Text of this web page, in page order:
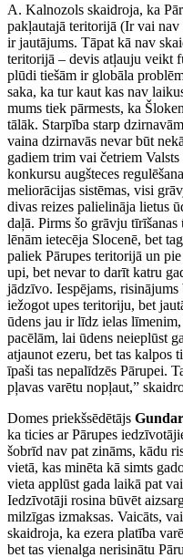
A. Kalnozols skaidroja, ka
pakļautajā teritorijā (Ir vai
ir jautājums. Tāpat kā nav
teritorijā – devis atļauju veikt
plūdi tiešām ir globāla
saka, ka tur kaut kas nav
mums tiek pārmests, ka
tālāk. Starpība starp
vaina dzirnavās nevar būt
gadiem trim vai četriem
konkursu augšteces
meliorācijas sistēmas, visi
divas reizes palielināja lietus
daļā. Pirms šo grāvju
lēnām ietecēja Slocenē, bet
paliek Pārupes teritorijā un
upi, bet nevar to darīt katru
jādzīvo. Iespējams,
iežogot upes teritoriju, bet
ūdens jau ir līdz ielas
pacēlām, lai ūdens neieplūst
atjaunot ezeru, bet tas kalpos
īpaši tas nepalīdzēs Pārupei.
pļavas varētu nopļaut,”
Domes priekšsēdētājs
ka ticies ar Pārupes
šobrīd nav pat zināms, kādu
vietā, kas minēta kā simts
vieta applūst gada laikā pat
Iedzīvotāji rosina būvēt
milzīgas izmaksas. Vaicāts,
skaidroja, ka ezera platība
bet tas vienalga nerisinātu